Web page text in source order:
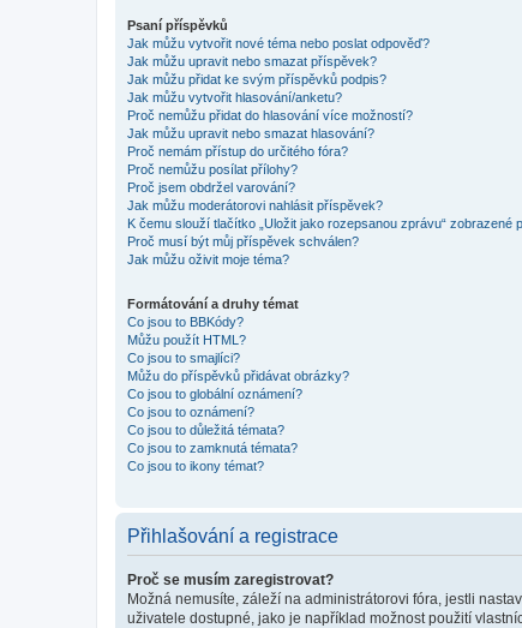
Psaní příspěvků
Jak můžu vytvořit nové téma nebo poslat odpověď?
Jak můžu upravit nebo smazat příspěvek?
Jak můžu přidat ke svým příspěvků podpis?
Jak můžu vytvořit hlasování/anketu?
Proč nemůžu přidat do hlasování více možností?
Jak můžu upravit nebo smazat hlasování?
Proč nemám přístup do určitého fóra?
Proč nemůžu posílat přílohy?
Proč jsem obdržel varování?
Jak můžu moderátorovi nahlásit příspěvek?
K čemu slouží tlačítko „Uložit jako rozepsanou zprávu“ zobrazené
Proč musí být můj příspěvek schválen?
Jak můžu oživit moje téma?
Formátování a druhy témat
Co jsou to BBKódy?
Můžu použít HTML?
Co jsou to smajlíci?
Můžu do příspěvků přidávat obrázky?
Co jsou to globální oznámení?
Co jsou to oznámení?
Co jsou to důležitá témata?
Co jsou to zamknutá témata?
Co jsou to ikony témat?
Přihlašování a registrace
Proč se musím zaregistrovat?
Možná nemusíte, záleží na administrátorovi fóra, jestli
uživatele dostupné, jako je například možnost použití